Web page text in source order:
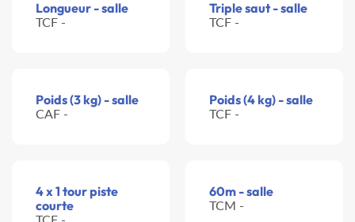
Longueur - salle
TCF -
Triple saut - salle
TCF -
Poids (3 kg) - salle
CAF -
Poids (4 kg) - salle
TCF -
4 x 1 tour piste
courte
60m - salle
TCM -